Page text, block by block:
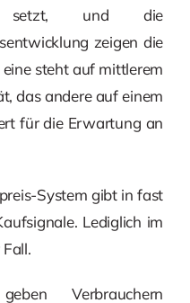
setzt, und die
zeigen die
steht auf mittlerem
das andere auf einem
für die Erwartung an
System gibt in fast
Lediglich im
Verbrauchern